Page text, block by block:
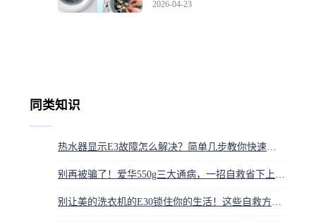
2026-04-23
同类知识